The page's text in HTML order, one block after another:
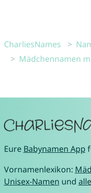
CharliesNames
Mädchennamen
Eure Babynamen App
Vornamenlexikon:
Unisex-Namen und